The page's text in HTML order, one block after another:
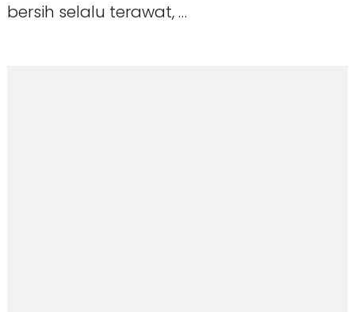
bersih selalu terawat, …